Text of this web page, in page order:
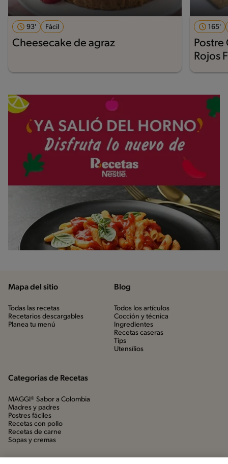
93' Fácil
Cheesecake de agraz
165'
Postre
Rojos
Mapa del sitio
Todas las recetas
Recetarios descargables
Planea tu menú
Blog
Todos los artículos
Cocción y técnica
Ingredientes
Recetas caseras
Tips
Utensílios
Categorias de Recetas
MAGGI® Sabor a Colombia
Madres y padres
Postres fáciles
Recetas con pollo
Recetas de carne
Sopas y cremas